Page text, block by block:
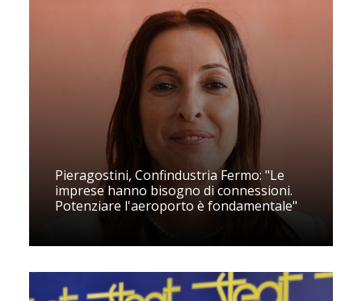
Pieragostini, Confindustria Fermo: "Le
imprese hanno bisogno di connessioni.
Potenziare l'aeroporto è fondamentale"